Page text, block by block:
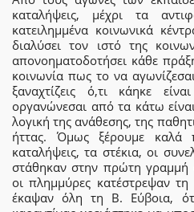
καταλήψεις, μέχρι τα
κατειλημμένα κοινωνικά
διαλύσει τον ιστό της
απονοηματοδοτήσει κάθε
κοινωνία πως το να
ξαναχτίζεις ό,τι κάηκε
οργανώνεσαι από τα κάτω
λογική της ανάθεσης, της
ήττας. Όμως ξέρουμε
καταλήψεις, τα στέκια, οι
στάθηκαν στην πρώτη γραμμή
οι πλημμύρες κατέστρεψαν
έκαψαν όλη τη Β. Εύβοια,